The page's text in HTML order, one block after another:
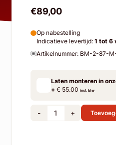
€89,00
Op nabestelling
Indicatieve levertijd: 1 tot 6
Artikelnummer: BM-2-87-
Laten monteren in
+€ 55.00 incl. btw
- +